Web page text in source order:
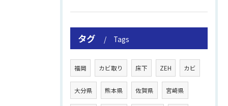
タグ Tags
福岡 カビ取り 床下 ZEH カビ
大分県 熊本県 佐賀県 宮崎県